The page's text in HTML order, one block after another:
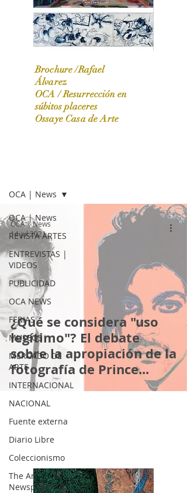
OCA|News 31 / Marzo-Abril / 2024
Brochure /Rafael
Álvarez
OCA /Resurrección en
súbitos placeres
Ossaye Casa de Arte
OCA | News
REVISTA ARTES
ENTREVISTAS |
VIDEOS
PUBLICIDAD
OCA NEWS
FERIAS
MUSEOS
MERCADO DE
ARTE
INTERNACIONAL
NACIONAL
Fuente externa
Diario Libre
Coleccionismo
The Art
Newspaper
OCA | News
¿Qué se considera "uso
legítimo"? El debate
sobre la apropiación de la
fotografía de Prince...
OCA | News
14 jul 2021